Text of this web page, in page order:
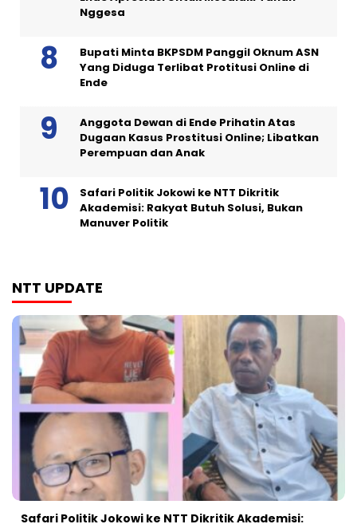
Nggesa
Bupati Minta BKPSDM Panggil Oknum ASN
Yang Diduga Terlibat Protitusi Online di
Ende
Anggota Dewan di Ende Prihatin Atas
Dugaan Kasus Prostitusi Online; Libatkan
Perempuan dan Anak
Safari Politik Jokowi ke NTT Dikritik
Akademisi: Rakyat Butuh Solusi, Bukan
Manuver Politik
NTT UPDATE
Safari Politik Jokowi ke NTT Dikritik Akademisi: